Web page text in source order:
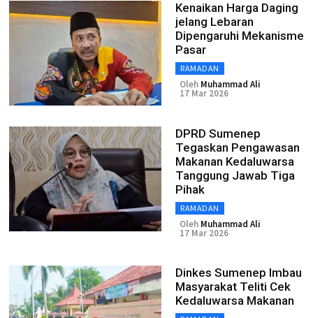
Kenaikan Harga Daging
jelang Lebaran
Dipengaruhi Mekanisme
Pasar
RAMADAN
Oleh Muhammad Ali
17 Mar 2026
DPRD Sumenep
Tegaskan Pengawasan
Makanan Kedaluwarsa
Tanggung Jawab Tiga
Pihak
RAMADAN
Oleh Muhammad Ali
17 Mar 2026
Dinkes Sumenep Imbau
Masyarakat Teliti Cek
Kedaluwarsa Makanan